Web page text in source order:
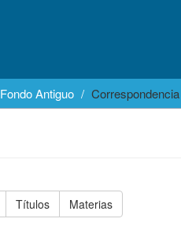
Fondo Antiguo Correspondencia
Títulos Materias